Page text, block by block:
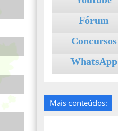
Fórum
Concursos
WhatsApp
Mais conteúdos: